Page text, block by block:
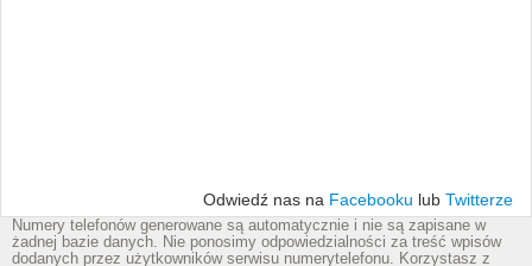
Odwiedź nas na Facebooku lub Twitterze
Numery telefonów generowane są automatycznie i nie są zapisane w
żadnej bazie danych. Nie ponosimy odpowiedzialności za treść wpisów
dodanych przez użytkowników serwisu numerytelefonu. Korzystasz z